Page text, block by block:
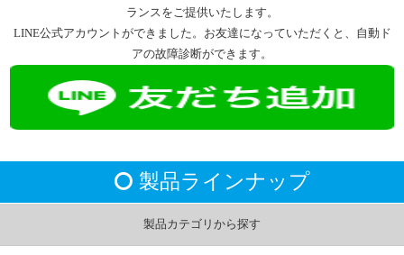
ランスをご提供いたします。
LINE公式アカウントができました。お友達になっていただくと、自動ド
アの故障診断ができます。
製品ラインナップ
製品カテゴリから探す